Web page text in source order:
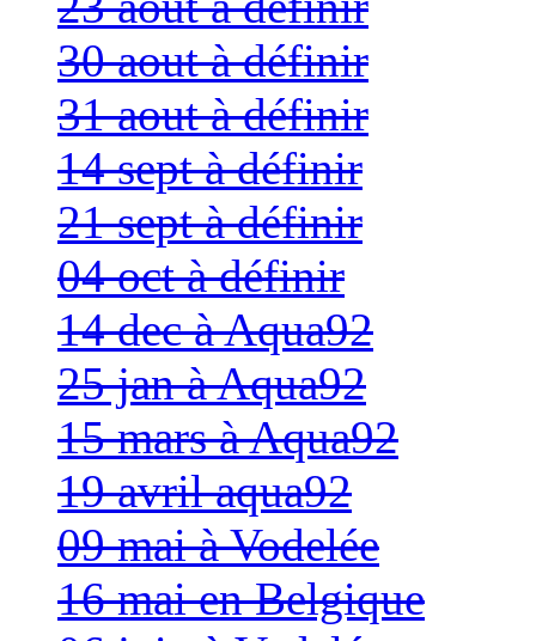
30 aout à définir
31 aout à définir
14 sept à définir
21 sept à définir
04 oct à définir
14 dec à Aqua92
25 jan à Aqua92
15 mars à Aqua92
19 avril aqua92
09 mai à Vodelée
16 mai en Belgique